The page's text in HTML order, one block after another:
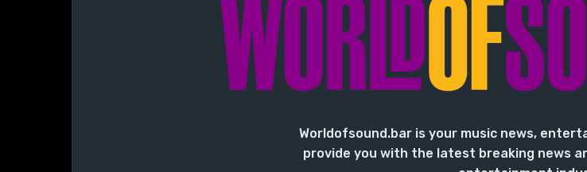
Worldofsound.bar is your music news,
provide you with the latest breaking news